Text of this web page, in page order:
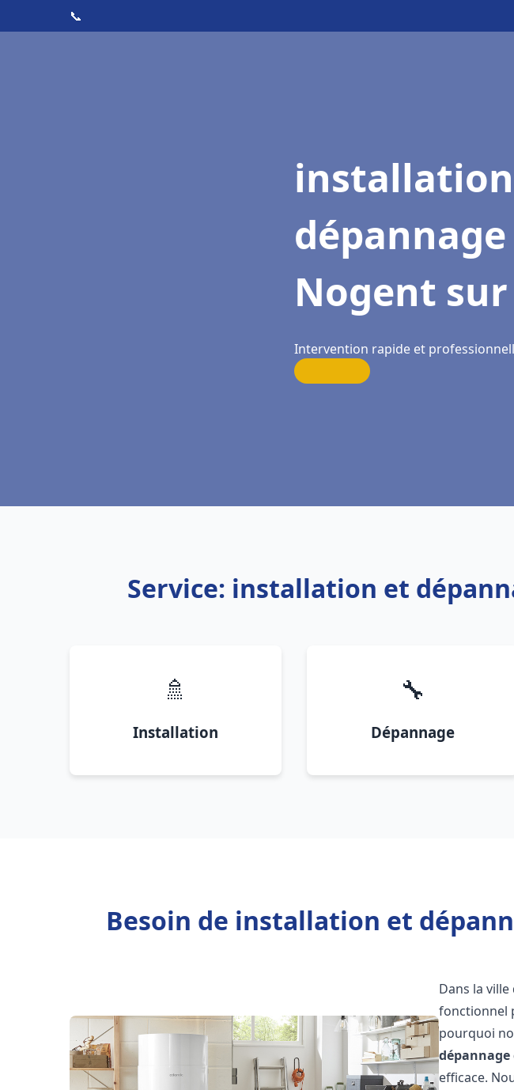
📞
Nogent sur
Intervention rapide et
Service: installation et
🚿
Installation
🔧
Dépannage
Besoin de installation et
Dans la ville
fonctionnel
pourquoi
efficace.